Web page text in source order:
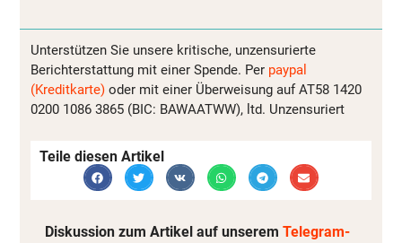
Unterstützen Sie unsere kritische, unzensurierte
Berichterstattung mit einer Spende. Per paypal
(Kreditkarte) oder mit einer Überweisung auf AT58 1420
0200 1086 3865 (BIC: BAWAATWW), ltd. Unzensuriert
Teile diesen Artikel
Diskussion zum Artikel auf unserem Telegram-